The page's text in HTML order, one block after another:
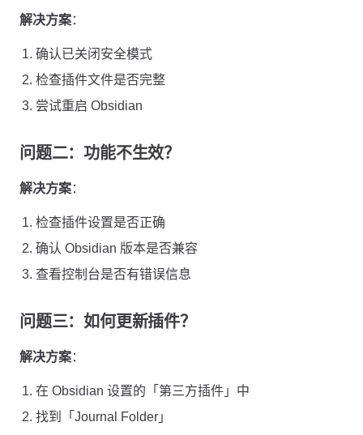
解决方案：
确认已关闭安全模式
检查插件文件是否完整
尝试重启 Obsidian
问题二：功能不生效？
解决方案：
检查插件设置是否正确
确认 Obsidian 版本是否兼容
查看控制台是否有错误信息
问题三：如何更新插件？
解决方案：
在 Obsidian 设置的「第三方插件」中
找到「Journal Folder」